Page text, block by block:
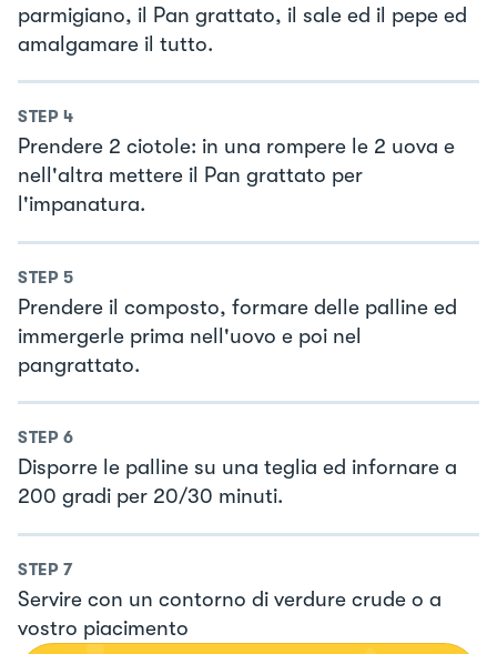
parmigiano, il Pan grattato, il sale ed il pepe ed
amalgamare il tutto.
STEP 4
Prendere 2 ciotole: in una rompere le 2 uova e
nell'altra mettere il Pan grattato per
l'impanatura.
STEP 5
Prendere il composto, formare delle palline ed
immergerle prima nell'uovo e poi nel
pangrattato.
STEP 6
Disporre le palline su una teglia ed infornare a
200 gradi per 20/30 minuti.
STEP 7
Servire con un contorno di verdure crude o a
vostro piacimento